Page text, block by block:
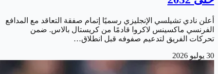
أعلن نادي تشيلسي الإنجليزي رسميًا إتمام صفقة التعاقد مع المدافع
الفرنسي ماكسينس لاكروا قادمًا من كريستال بالاس. ضمن
تحركات الفريق لتدعيم صفوفه قبل انطلاق…
30 يوليو 2026